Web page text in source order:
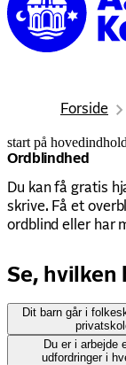
Forside
start på hovedindhold
Ordblindhed
Du kan få gratis
skrive. Få et
ordblind eller har
senest opdateret 6.
Se, hvilken
Dit barn går i
Du er i arbejde
udfordringer i